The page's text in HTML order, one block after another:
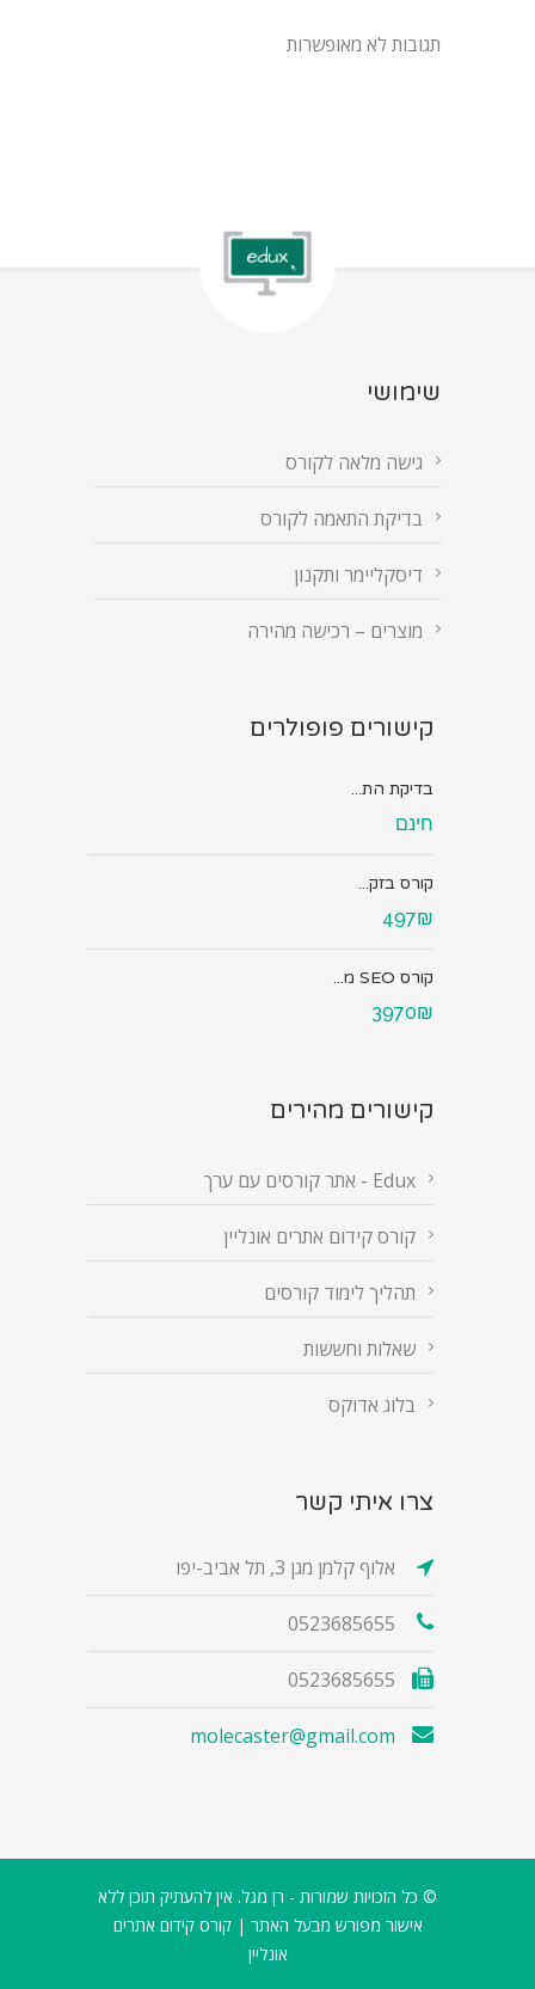
תגובות לא מאופשרות
שימושי
גישה מלאה לקורס
בדיקת התאמה לקורס
דיסקליימר ותקנון
מוצרים – רכישה מהירה
קישורים פופולרים
בדיקת הת...
חינם
קורס בזק...
497₪
קורס SEO מ...
3970₪
קישורים מהירים
Edux - אתר קורסים עם ערך
קורס קידום אתרים אונליין
תהליך לימוד קורסים
שאלות וחששות
בלוג אדוקס
צרו איתי קשר
אלוף קלמן מגן 3, תל אביב-יפו
0523685655
0523685655
molecaster@gmail.com
© כל הזכויות שמורות - רן מגל. אין להעתיק תוכן ללא
אישור מפורש מבעל האתר |קורס קידום אתרים
אונליין